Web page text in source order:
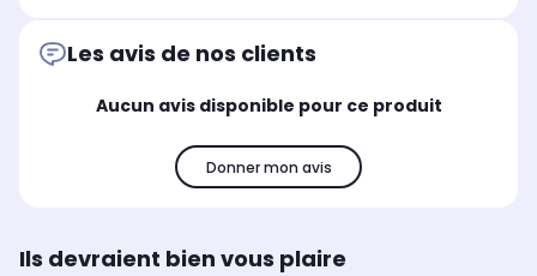
Les avis de nos clients
Aucun avis disponible pour ce produit
Donner mon avis
Ils devraient bien vous plaire